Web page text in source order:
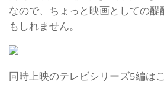
なので、ちょっと映画としての
もしれません。
同時上映のテレビシリーズ5編は